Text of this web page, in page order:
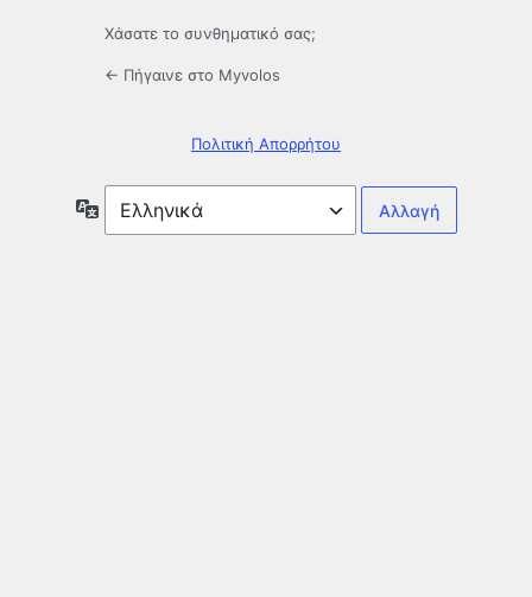
Χάσατε το συνθηματικό σας;
← Πήγαινε στο Myvolos
Πολιτική Απορρήτου
Γλώσσα